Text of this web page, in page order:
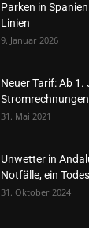
Parken in
Linien
9. Januar 2026
Neuer Tarif: Ab
31. Mai 2021
Unwetter in
Notfälle, ein
31. Oktober 2024